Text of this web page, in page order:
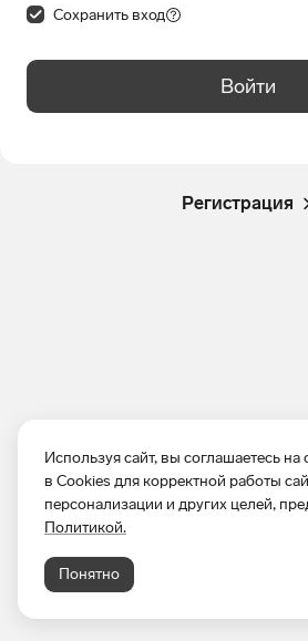
Используя сайт, вы соглашаетесь
в Cookies для корректной работы
персонализации и других целей,
Политикой.
Понятно
Сохранить вход
Войти
Регистрация